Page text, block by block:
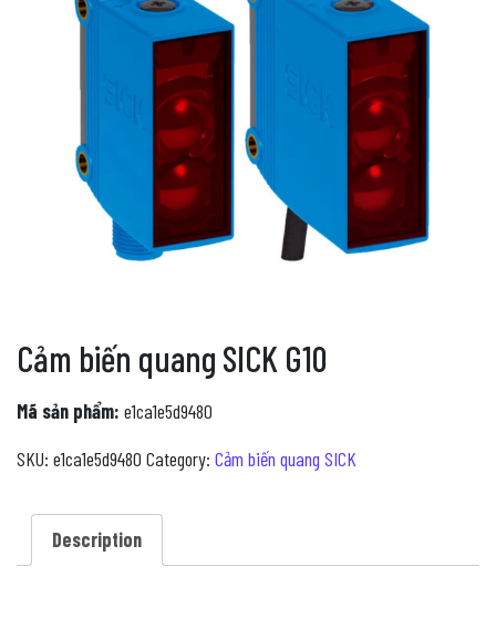
Cảm biến quang SICK G10
Mã sản phẩm: e1ca1e5d9480
SKU: e1ca1e5d9480 Category: Cảm biến quang SICK
Description